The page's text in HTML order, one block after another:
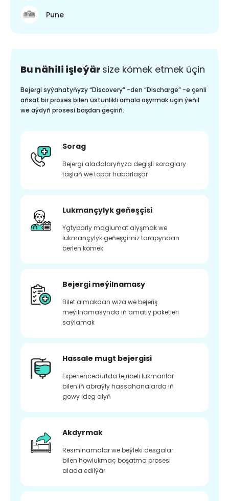
Pune
Bu nähili işleýär size kömek etmek üçin
Bejergi syýahatyňyzy “Discovery” -den “Discharge” -e çenli
aňsat bir proses bilen üstünlikli amala aşyrmak üçin ýeňil
we aýdyň prosesi başdan geçiriň.
Sorag
Bejergi aladalaryňyza degişli soraglary
taşlaň we topar habarlaşar
Lukmançylyk geňeşçisi
Ygtybarly maglumat alyşmak we
lukmançylyk geňeşçimiz tarapyndan
berlen kömek
Bejergi meýilnamasy
Bilet almakdan wiza we bejeriş
meýilnamasynda iň amatly paketleri
saýlamak
Hassale mugt bejergisi
Experiencedurtda tejribeli lukmanlar
bilen iň abraýly hassahanalarda iň
gowy ideg alyň
Akdyrmak
Resminamalar we beýleki desgalar
bilen howlukmaç boşatma prosesi
alada edilýär